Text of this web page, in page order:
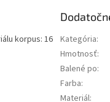
korpus: 16
Kategória:
Hmotnosť:
Balené po:
Farba:
Materiál: